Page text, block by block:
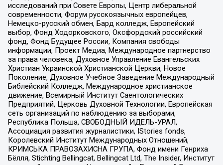
исследований при Совете Европы, Центр либеральной
современности, Форум русскоязычных европейцев,
Немецко-русский обмен, Бард колледж, Европейский
выбор, Фонд Ходорковского, Оксфордский российский
фонд, Фонд Будущее России, Компания свободы
информации, Проект Медиа, Международное партнерство
за права человека, Духовное Управление Евангельских
Христиан Украинской Христианской Церкви, Новое
Поколение, Духовное Учебное Заведение Международный
Библейский Колледж, Международное христианское
движение, Всемирный Институт Саентологических
Предприятий, Церковь Духовной Технологии, Европейская
сеть организаций по наблюдению за выборами,
Республика Польша, СВОБОДНЫЙ ИДЕЛЬ-УРАЛ,
Ассоциация развития журналистики, IStories fonds,
Королевский Институт Международных Отношений,
КРИМСЬКА ПРАВОЗАХИСНА ГРУПА, Фонд имени Генриха
Бёлля, Stichting Bellingcat, Bellingcat Ltd, The Insider, Институт